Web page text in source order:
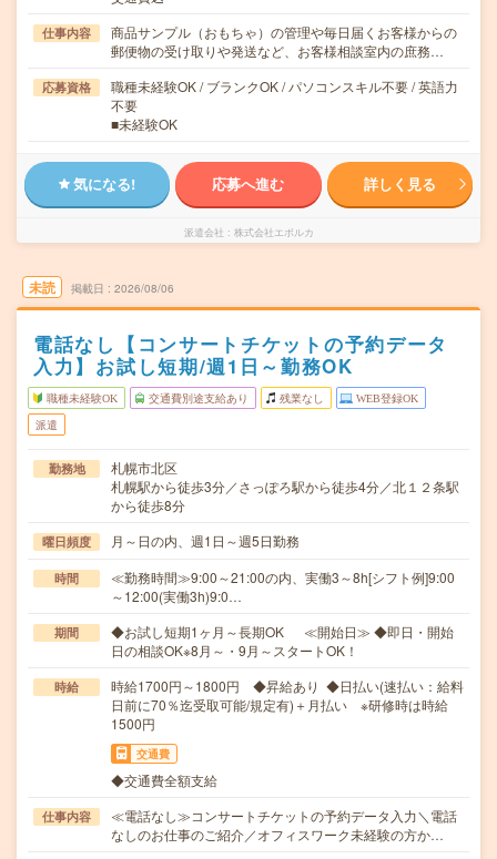
仕事内容
商品サンプル（おもちゃ）の管理や毎日届くお客様からの
郵便物の受け取りや発送など、お客様相談室内の庶務…
応募資格
職種未経験OK / ブランクOK / パソコンスキル不要 / 英語力
不要
■未経験OK
気になる! 応募へ進む 詳しく見る
派遣会社 株式会社エボルカ
未読 掲載日 2026/08/06
電話なし【コンサートチケットの予約データ
入力】お試し短期/週1日～勤務OK
職種未経験OK 交通費別途支給あり 残業なし WEB登録OK
派遣
勤務地
札幌市北区
札幌駅から徒歩3分／さっぽろ駅から徒歩4分／北１２条駅
から徒歩8分
曜日頻度 月～日の内、週1日～週5日勤務
時間
≪勤務時間≫9:00～21:00の内、実働3～8h[シフト例]9:00
～12:00(実働3h)9:0…
期間
◆お試し短期1ヶ月～長期OK ≪開始日≫ ◆即日・開始
日の相談OK※8月～・9月～スタートOK！
時給
時給1700円～1800円 ◆昇給あり ◆日払い(速払い：給料
日前に70％迄受取可能/規定有)＋月払い ※研修時は時給
1500円
交通費
◆交通費全額支給
仕事内容
≪電話なし≫コンサートチケットの予約データ入力＼電話
なしのお仕事のご紹介／オフィスワーク未経験の方か…